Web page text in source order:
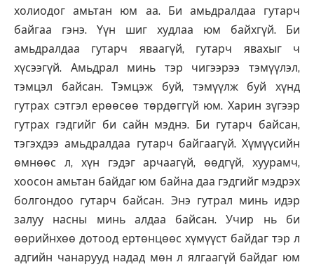
холиодог амьтан юм аа. Би амьдралдаа гутарч
байгаа гэнэ. Үүн шиг худлаа юм байхгүй. Би
амьдралдаа гутарч яваагүй, гутарч явахыг ч
хүсээгүй. Амьдрал минь тэр чигээрээ тэмүүлэл,
тэмцэл байсан. Тэмцэж буй, тэмүүлж буй хүнд
гутрах сэтгэл ерөөсөө төрдөггүй юм. Харин зүгээр
гутрах гэдгийг би сайн мэднэ. Би гутарч байсан,
тэгэхдээ амьдралдаа гутарч байгаагүй. Хүмүүсийн
өмнөөс л, хүн гэдэг арчаагүй, өөдгүй, хуурамч,
хоосон амьтан байдаг юм байна даа гэдгийг мэдрэх
болгондоо гутарч байсан. Энэ гутрал минь идэр
залуу насны минь алдаа байсан. Учир нь би
өөрийнхөө дотоод ертөнцөөс хүмүүст байдаг тэр л
адгийн чанарууд надад мөн л ялгаагүй байдаг юм